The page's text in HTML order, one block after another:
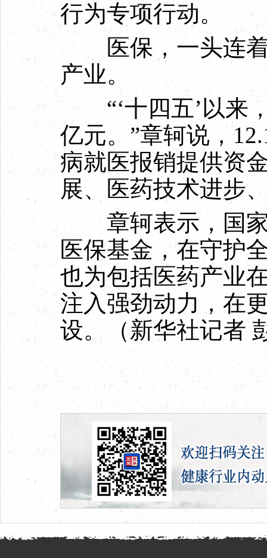
行为专项行动。
医保，一头连着
产业。
“‘十四五’以来，
亿元。”章轲说，
病就医报销提供资
展、医药技术进步
章轲表示，国家
医保基金，在守护
也为包括医药产业
注入强劲动力，在
设。（新华社记者